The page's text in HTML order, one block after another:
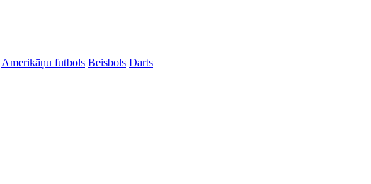
Amerikāņu futbols Beisbols Darts